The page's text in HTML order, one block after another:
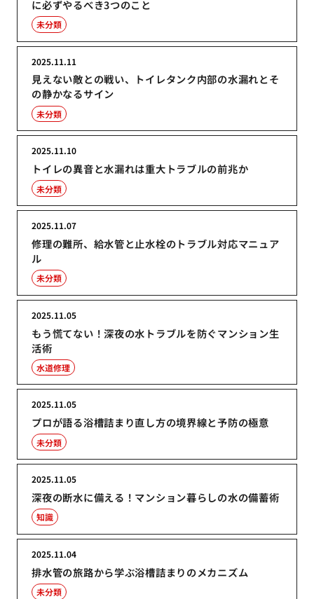
に必ずやるべき3つのこと
未分類
見えない敵との戦い、トイレタンク内部の水漏れとそ
の静かなるサイン
2025.11.11
未分類
トイレの異音と水漏れは重大トラブルの前兆か
2025.11.10
未分類
修理の難所、給水管と止水栓のトラブル対応マニュア
ル
2025.11.07
未分類
もう慌てない！深夜の水トラブルを防ぐマンション生
活術
2025.11.05
水道修理
プロが語る浴槽詰まり直し方の境界線と予防の極意
2025.11.05
未分類
深夜の断水に備える！マンション暮らしの水の備蓄術
2025.11.05
知識
排水管の旅路から学ぶ浴槽詰まりのメカニズム
2025.11.04
未分類